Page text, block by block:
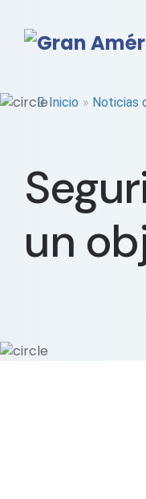
Inicio » Noticias
un